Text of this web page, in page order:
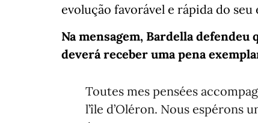
evolução favorável e rápida do seu
Na mensagem, Bardella defendeu
deverá receber uma pena
Toutes mes pensées
l’île d’Oléron. Nous espérons